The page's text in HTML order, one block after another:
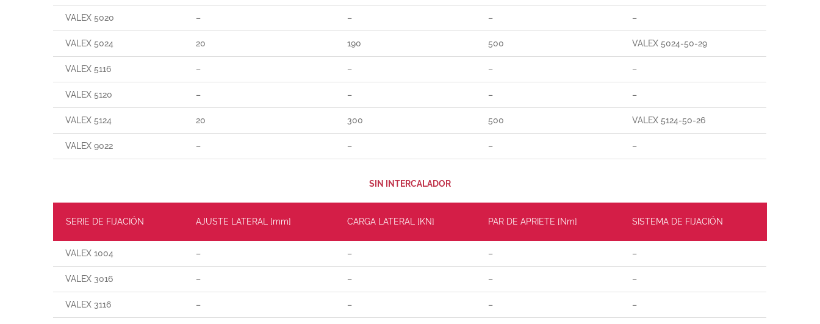
VALEX 5020 – – – –
VALEX 5024 20 190 500 VALEX 5024-50-29
VALEX 5116 – – – –
VALEX 5120 – – – –
VALEX 5124 20 300 500 VALEX 5124-50-26
VALEX 9022 – – – –
SIN INTERCALADOR
SERIE DE FIJACIÓN AJUSTE LATERAL [mm] CARGA LATERAL [KN] PAR DE APRIETE [Nm] SISTEMA DE FIJACIÓN
VALEX 1004 – – – –
VALEX 3016 – – – –
VALEX 3116 – – – –